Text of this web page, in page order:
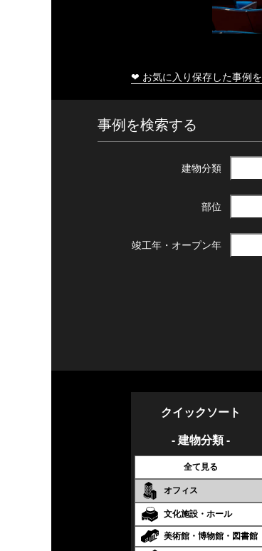
❤ お気に入り保存した事例
事例を検索する
建物分類
部位
竣工年・ オープン年
クイックソート
- 建物分類 -
全て見る
オフィス
文化施設・ホール
美術館・博物館・図書館